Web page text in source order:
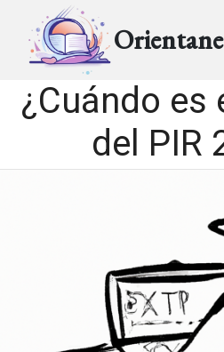
¿Cuándo es
del PIR